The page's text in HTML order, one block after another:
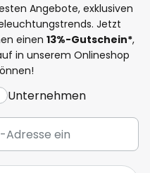
Angebote, exklusiven
Jetzt
einen 13%-Gutschein*,
in unserem Onlineshop
Unternehmen